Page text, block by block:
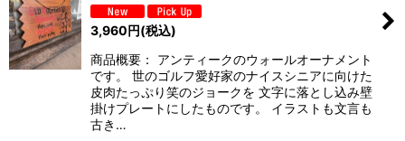
3,960円(税込)
商品概要： アンティークのウォールオーナメント
です。 世のゴルフ愛好家のナイスシニアに向けた
皮肉たっぷり笑のジョークを 文字に落とし込み壁
掛けプレートにしたものです。 イラストも文言も
古き…